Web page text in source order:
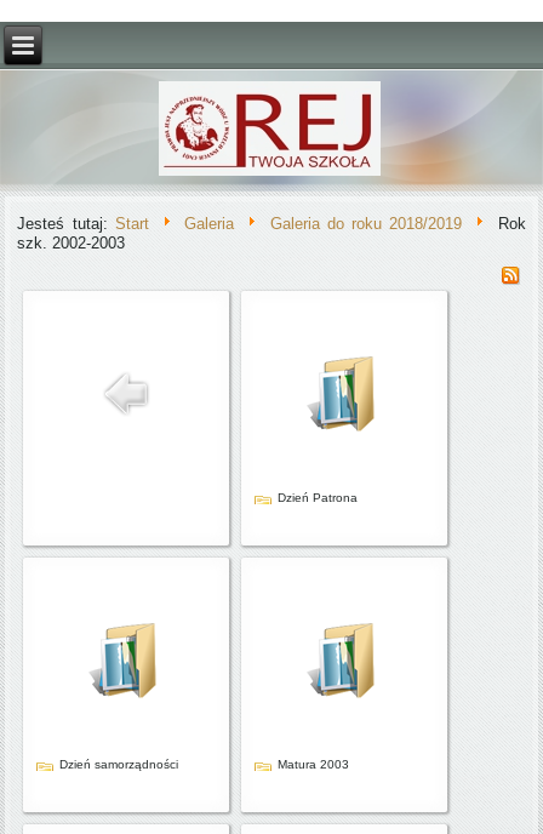
Jesteś tutaj: Start Galeria Galeria do roku 2018/2019
Rok
szk. 2002-2003
Dzień Patrona
Dzień samorządności Matura 2003